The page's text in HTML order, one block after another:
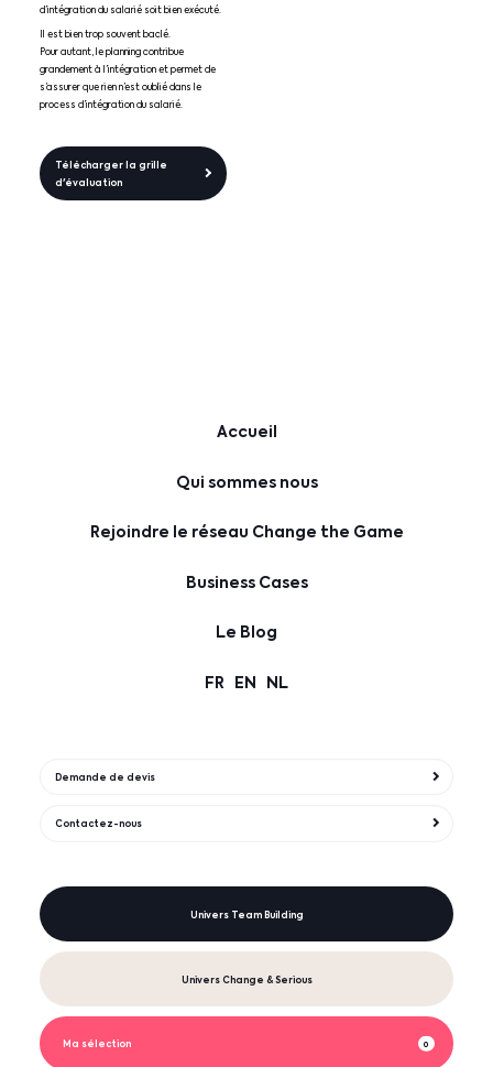
d’intégration du salarié soit bien exécuté.
Il est bien trop souvent baclé.
Pour autant, le planning contribue
grandement à l’intégration et permet de
s’assurer que rien n’est oublié dans le
process d’intégration du salarié.
Télécharger la grille
d'évaluation
Accueil
Qui sommes nous
Rejoindre le réseau Change the Game
Business Cases
Le Blog
FR EN NL
Demande de devis
Contactez-nous
Univers Team Building
Univers Change & Serious
0
Ma sélection